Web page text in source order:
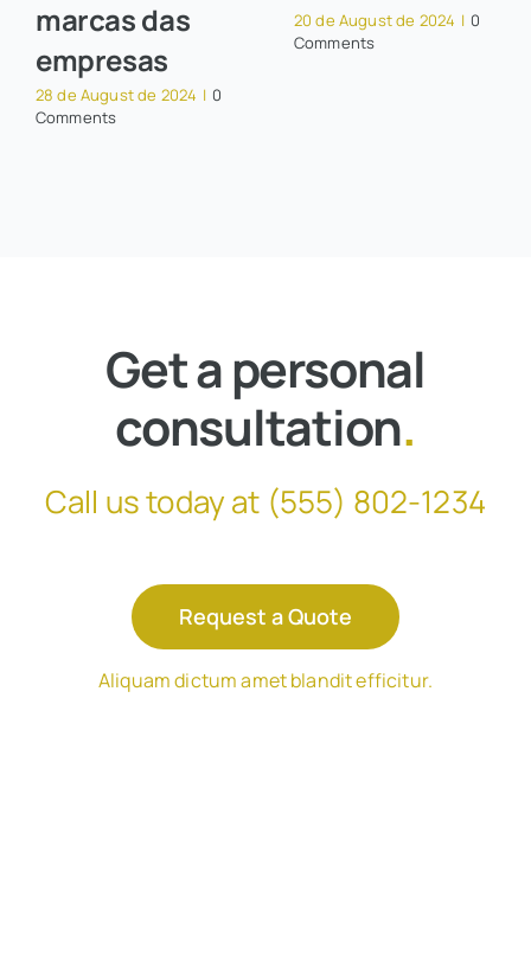
marcas das
empresas
28 de August de 2024 | 0
Comments
20 de August de 2024 | 0
Comments
Get a personal
consultation.
Call us today at (555) 802-1234
Request a Quote
Aliquam dictum amet blandit efficitur.